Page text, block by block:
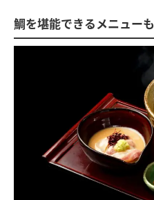
鯛を堪能できるメニューも